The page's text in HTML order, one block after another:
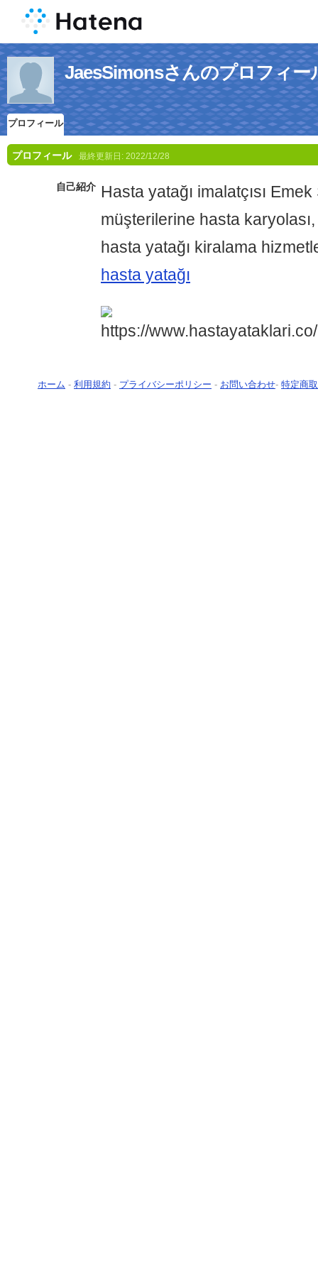
JaesSimonsさんのプロフィー
プロフィール
プロフィール 最終更新日: 2022/12/28
自己紹介 Hasta yatağı imalatçısı Emek
müşterilerine hasta
hasta yatağı kiralama
hasta yatağı
ホーム - 利用規約 - プライバシーポリシー - お問い合わせ- 特定商